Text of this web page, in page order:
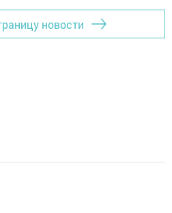
новости